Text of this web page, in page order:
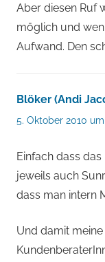
Aber diesen Ruf
möglich und
Aufwand. Den
Blöker (Andi
5. Oktober 2010
Einfach dass
jeweils auch
dass man intern
Und damit